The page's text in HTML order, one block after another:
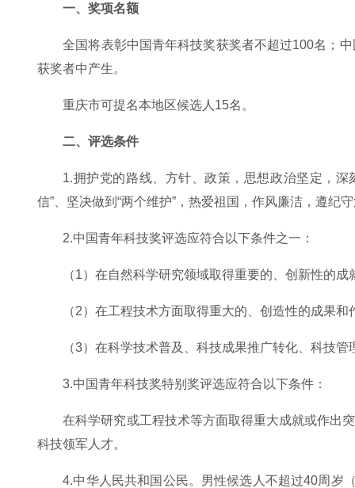
一、奖项名额
全国将表彰中国青年科技奖获奖者不超过100名；
获奖者中产生。
重庆市可提名本地区候选人15名。
二、评选条件
1.拥护党的路线、方针、政策，思想政治坚定，深
信”、坚决做到“两个维护”，热爱祖国，作风廉洁，遵纪
2.中国青年科技奖评选应符合以下条件之一：
（1）在自然科学研究领域取得重要的、创新性的
（2）在工程技术方面取得重大的、创造性的成果
（3）在科学技术普及、科技成果推广转化、科技
3.中国青年科技奖特别奖评选应符合以下条件：
在科学研究或工程技术等方面取得重大成就或作出
科技领军人才。
4.中华人民共和国公民。男性候选人不超过40周岁